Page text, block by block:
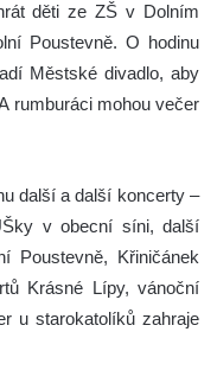
děti ze ZŠ v Dolním
Poustevně. O hodinu
Městské divadlo, aby
rumburáci mohou večer
další a další koncerty –
v obecní síni, další
Poustevně, Křiničánek
Krásné Lípy, vánoční
u starokatolíků zahraje